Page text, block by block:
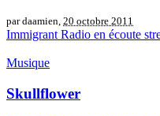
par daamien, 20 octobre 2011
Immigrant Radio en écoute
Musique
Skullflower